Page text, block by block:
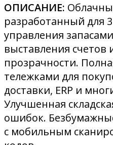
ОПИСАНИЕ:
разработанный для
управления
выставления счетов
прозрачности.
тележками для
доставки, ERP и
Улучшенная
ошибок.
с мобильным